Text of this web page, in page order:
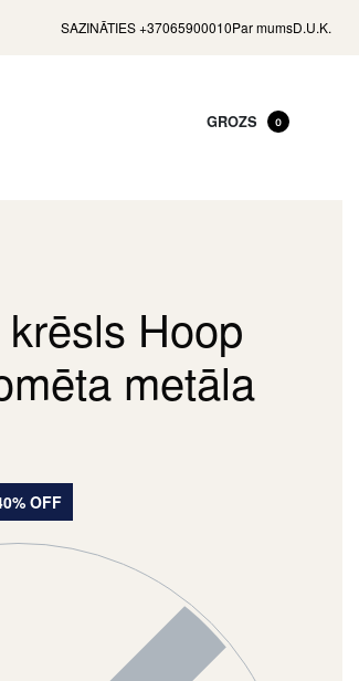
SAZINĀTIES +37065900010Par mumsD.U.K.
GROZS 0
Hoop
metāla
OFF